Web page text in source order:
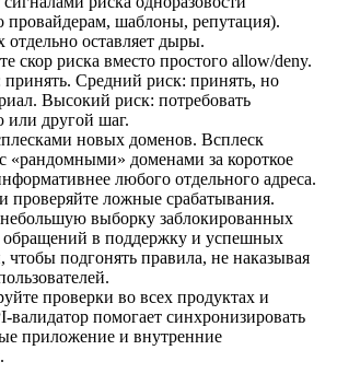
провайдерам, шаблоны, репутация).
оставляет дыры.
скор риска вместо простого allow/deny.
Средний риск: принять, но
Высокий риск: потребовать
другой шаг.
новых доменов. Всплеск
«рандомными» доменами за короткое
любого отдельного адреса.
проверяйте ложные срабатывания.
выборку заблокированных
обращений в поддержку и успешных
подгонять правила, не наказывая
проверки во всех продуктах и
валидатор помогает синхронизировать
приложение и внутренние